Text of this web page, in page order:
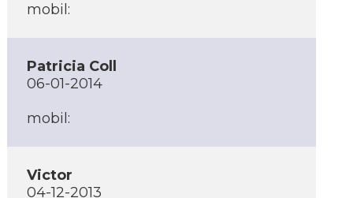
mobil:
Patricia Coll
06-01-2014
mobil:
Victor
04-12-2013